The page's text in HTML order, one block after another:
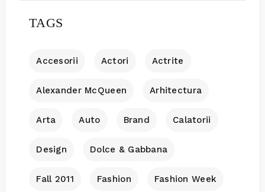
TAGS
Accesorii Actori Actrite
Alexander McQueen Arhitectura
Arta Auto Brand Calatorii
Design Dolce & Gabbana
Fall 2011 Fashion Fashion Week